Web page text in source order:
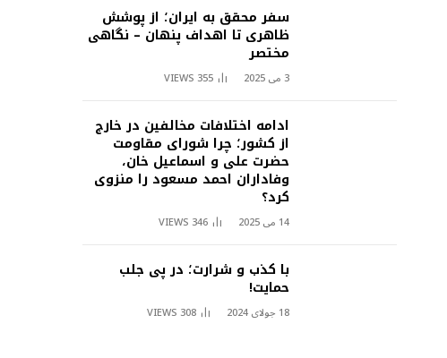
سفر محقق به ایران؛ از پوشش
ظاهری تا اهداف پنهان – نگاهی
مختصر
3 می 2025 355
VIEWS
ادامه اختلافات مخالفین در خارج
از کشور؛ چرا شورای مقاومت
حضرت علی و اسماعیل خان،
وفاداران احمد مسعود را منزوی
کرد؟
14 می 2025 346
VIEWS
با کذب و شرارت؛ در پی جلب
حمایت!
18 جولای 2024 308
VIEWS